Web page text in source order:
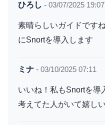
ひろし - 03/07/2025 19:07
素晴らしいガイドです
にSnortを導入します
ミナ - 03/10/2025 07:11
いいね！私もSnortを導
考えてた人がいて嬉しい